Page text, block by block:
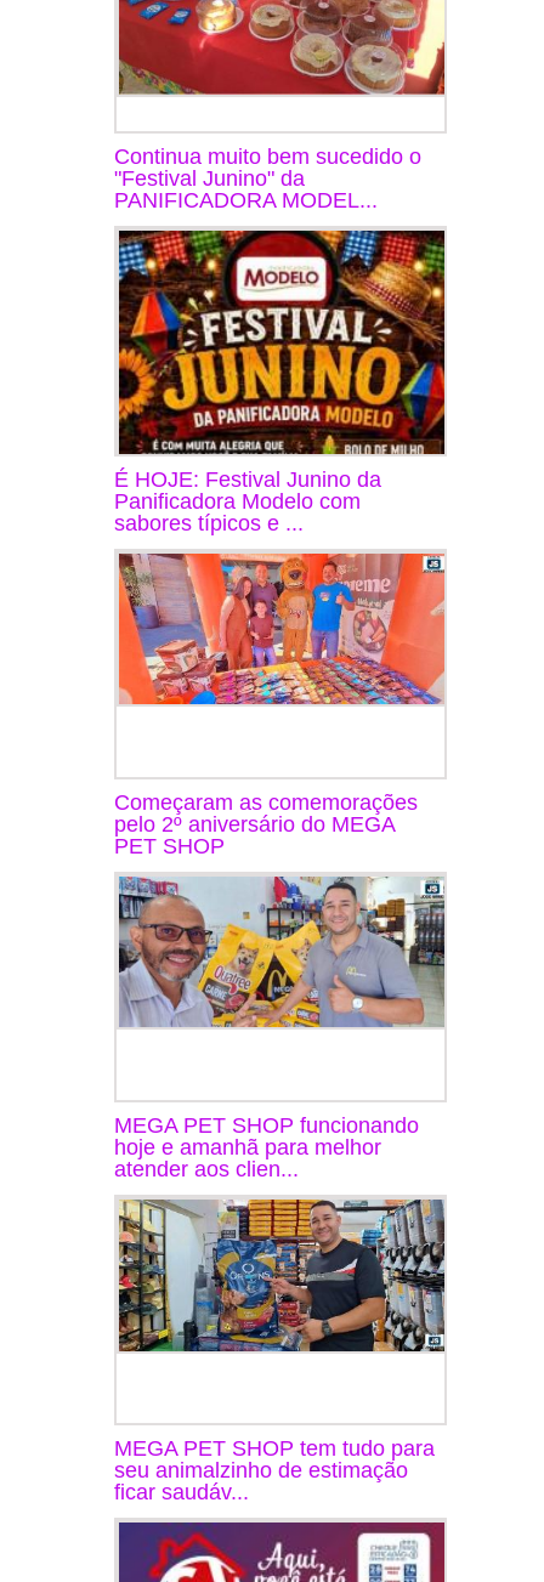
Continua muito bem sucedido o
"Festival Junino" da
PANIFICADORA MODEL...
É HOJE: Festival Junino da
Panificadora Modelo com
sabores típicos e ...
Começaram as comemorações
pelo 2º aniversário do MEGA
PET SHOP
MEGA PET SHOP funcionando
hoje e amanhã para melhor
atender aos clien...
MEGA PET SHOP tem tudo para
seu animalzinho de estimação
ficar saudáv...